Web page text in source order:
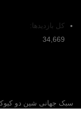
کل بازدیدها:
34,669
سبک جهانی شین دو